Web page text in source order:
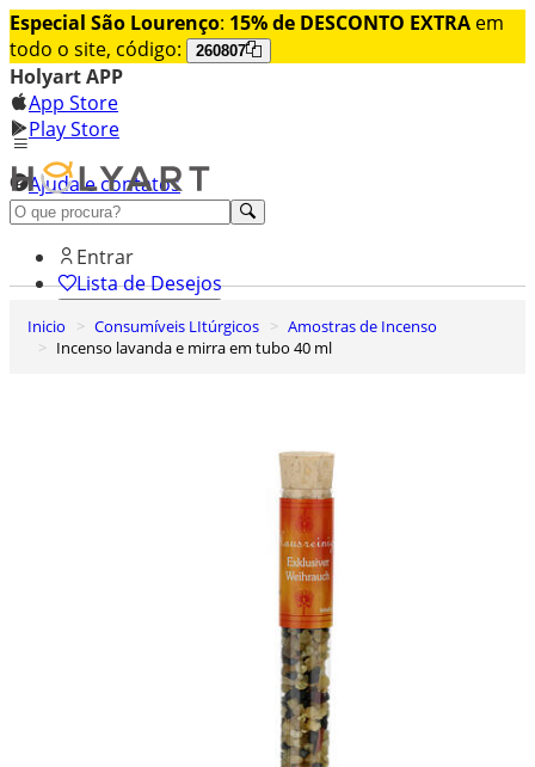
Especial São Lourenço: 15% de DESCONTO EXTRA em
todo o site, código:
260807
Holyart APP
App Store
Play Store
Ajuda e contatos
Conheça premium
Entrar
Lista de Desejos
0
Carrinho de Compras
Inicio Consumíveis LItúrgicos
Amostras de Incenso
Incenso lavanda e mirra em tubo 40 ml